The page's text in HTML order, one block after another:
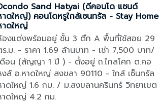
Sand Hatyai (ดีคอนโด แซนด์
าดใหญ่) คอนโดหรูใกล้เซนทรัล - Stay Home
าดใหญ่
องแต่งพร้อมอยู่ ชั้น 3 ตึก A พื้นที่ใช้สอย 29
ร.ม. - ราคา 1.69 ล้านบาท - เช่า 7,500 บาท/
ดือน (สัญญา 1 ปี ) - ตั้งอยู่ ถ.ไกลโศก ต.คอ
งส์ อ.หาดใหญ่ สงขลา 90110 - ใกล้ เซ็นทรัล
าดใหญ่ 1.6 กม. / ม.สงขลานครินทร์ วิทยาเขต
าดใหญ่ 4.2 กม.